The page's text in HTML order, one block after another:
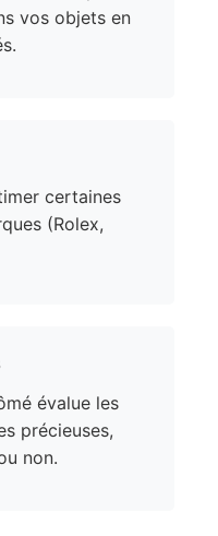
vos objets en
certaines
(Rolex,
évalue les
précieuses,
non.